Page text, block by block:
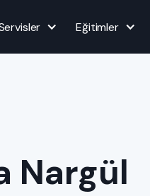
Eğitimler
Nargül